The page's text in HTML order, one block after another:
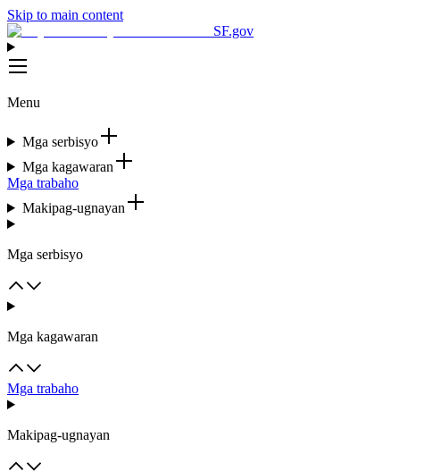
Skip to main content
SF.gov
Menu
Mga serbisyo
Mga kagawaran
Mga trabaho
Makipag-ugnayan
Mga serbisyo
Mga kagawaran
Mga trabaho
Makipag-ugnayan